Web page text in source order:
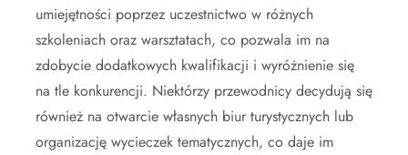
umiejętności poprzez uczestnictwo w różnych
szkoleniach oraz warsztatach, co pozwala im na
zdobycie dodatkowych kwalifikacji i wyróżnienie się
na tle konkurencji. Niektórzy przewodnicy decydują się
również na otwarcie własnych biur turystycznych lub
organizację wycieczek tematycznych, co daje im